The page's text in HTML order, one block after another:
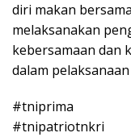
diri makan
melaksanakan
kebersamaan dan
dalam
#tniprima
#tnipatriotnkri